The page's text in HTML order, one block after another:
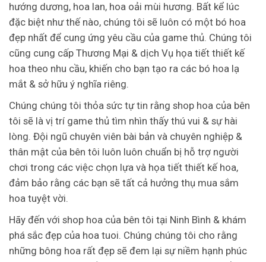
hướng dương, hoa lan, hoa oải mùi hương. Bất kể lúc
đặc biệt như thế nào, chúng tôi sẽ luôn có một bó hoa
đẹp nhất để cung ứng yêu cầu của game thủ. Chúng tôi
cũng cung cấp Thương Mại & dịch Vụ họa tiết thiết kế
hoa theo nhu cầu, khiến cho bạn tạo ra các bó hoa lạ
mắt & sở hữu ý nghĩa riêng.
Chúng chúng tôi thỏa sức tự tin rằng shop hoa của bên
tôi sẽ là vị trí game thủ tìm nhìn thấy thú vui & sự hài
lòng. Đội ngũ chuyên viên bài bản và chuyên nghiệp &
thân mật của bên tôi luôn luôn chuẩn bị hỗ trợ người
chơi trong các việc chọn lựa và họa tiết thiết kế hoa,
đảm bảo rằng các bạn sẽ tất cả hưởng thụ mua sắm
hoa tuyệt vời.
Hãy đến với shop hoa của bên tôi tại Ninh Bình & khám
phá sắc đẹp của hoa tuoi. Chúng chúng tôi cho rằng
những bông hoa rất đẹp sẽ đem lại sự niềm hạnh phúc